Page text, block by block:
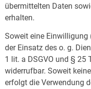
übermittelten Daten
erhalten.
Soweit eine Einwilligung
der Einsatz des o. g.
1 lit. a DSGVO und § 25
widerrufbar. Soweit
erfolgt die Verwendung